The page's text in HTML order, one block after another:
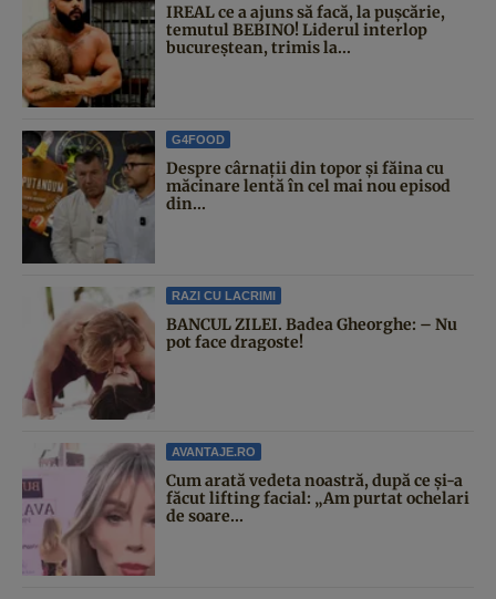
IREAL ce a ajuns să facă, la pușcărie,
temutul BEBINO! Liderul interlop
bucureștean, trimis la...
G4FOOD
Despre cârnații din topor și făina cu
măcinare lentă în cel mai nou episod
din...
RAZI CU LACRIMI
BANCUL ZILEI. Badea Gheorghe: – Nu
pot face dragoste!
AVANTAJE.RO
Cum arată vedeta noastră, după ce și-a
făcut lifting facial: „Am purtat ochelari
de soare...